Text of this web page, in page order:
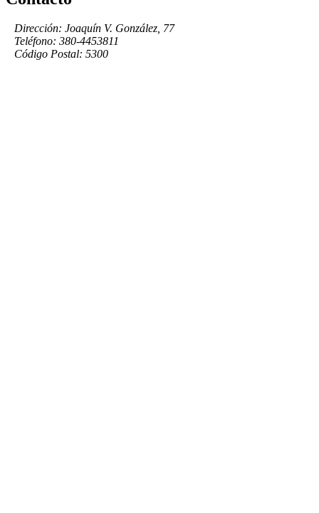
Dirección: Joaquín V. González, 77
Teléfono: 380-4453811
Código Postal: 5300